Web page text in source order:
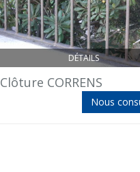
DÉTAILS
Clôture CORRENS
Nous